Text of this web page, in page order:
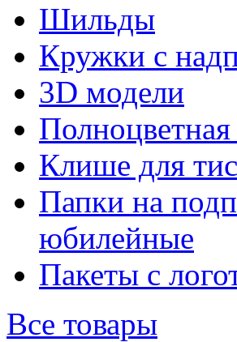
Шильды
Кружки с
3D модели
Полноцветная
Клише для
Папки на
юбилейные
Пакеты с
Все товары